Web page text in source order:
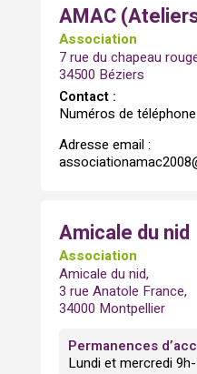
AMAC
Association
7 rue du chapeau
34500 Béziers
Contact :
Numéros de
Adresse email :
Amicale du nid
Association
Amicale du nid,
3 rue Anatole France,
34000 Montpellier
Permanences
Lundi et mercredi